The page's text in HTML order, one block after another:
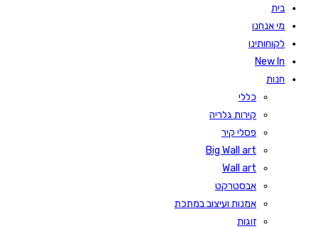
בית
מי אנחנו
לקוחותינו
New In
חנות
כללי
קירות גלריה
פסלי קיר
Big Wall art
Wall art
אבסטרקט
אמנות ועיצוב במתכת
זוגות